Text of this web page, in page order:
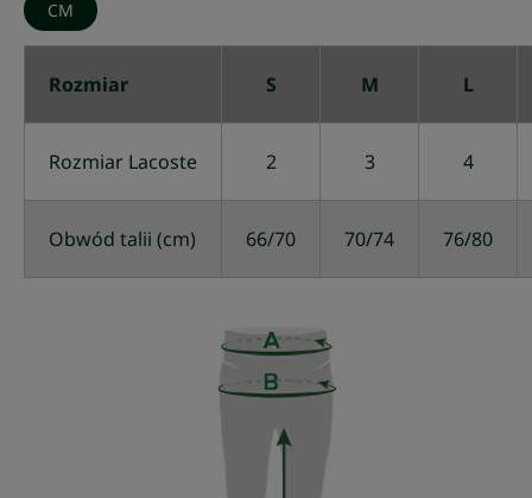
CM
Rozmiar S M L
Rozmiar Lacoste 2 3 4
Obwód talii (cm) 66/70 70/74 76/80